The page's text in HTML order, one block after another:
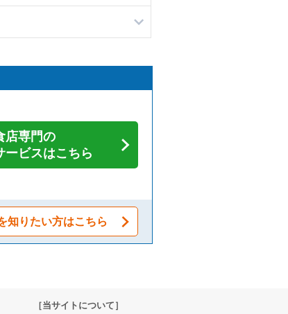
店専門の
ービスはこちら
知りたい方はこちら
［当サイトについて］